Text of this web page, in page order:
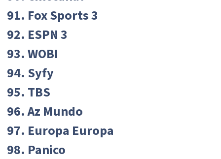
91. Fox Sports 3
92. ESPN 3
93. WOBI
94. Syfy
95. TBS
96. Az Mundo
97. Europa Europa
98. Panico